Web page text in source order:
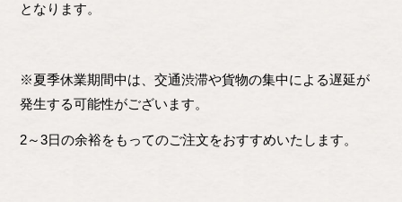
となります。
※夏季休業期間中は、交通渋滞や貨物の集中による遅延が
発生する可能性がございます。
2～3日の余裕をもってのご注文をおすすめいたします。